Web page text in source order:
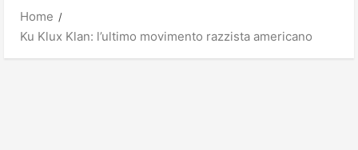
Home
Ku Klux Klan: l’ultimo movimento razzista americano